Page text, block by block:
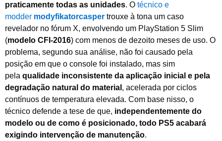
praticamente todas as unidades. O técnico e
modder modyfikatorcasper trouxe à tona um caso
revelador no fórum X, envolvendo um PlayStation 5 Slim
(modelo CFI-2016) com menos de dezoito meses de uso. O
problema, segundo sua análise, não foi causado pela
posição em que o console foi instalado, mas sim
pela qualidade inconsistente da aplicação inicial e pela
degradação natural do material , acelerada por ciclos
contínuos de temperatura elevada. Com base nisso, o
técnico defende a tese de que, independentemente do
modelo ou de como é posicionado, todo PS5 acabará
exigindo intervenção de manutenção.